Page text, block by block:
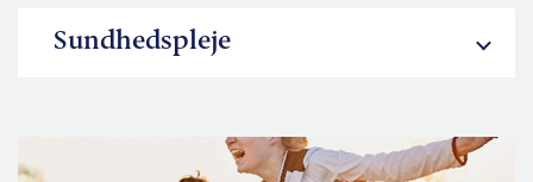
Sundhedspleje